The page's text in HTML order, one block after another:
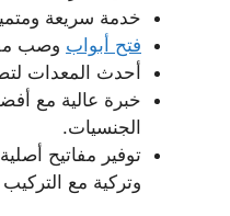
خدمة سريعة
فتح أبواب وصب
أحدث المعدات
خبرة عالية مع
الجنسيات.
توفير مفاتيح
وتركية مع